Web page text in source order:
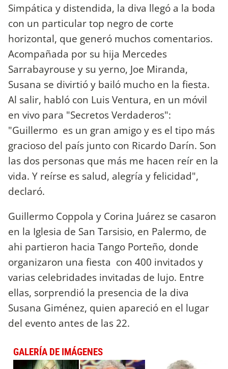
Simpática y distendida, la diva llegó a la boda
con un particular top negro de corte
horizontal, que generó muchos comentarios.
Acompañada por su hija Mercedes
Sarrabayrouse y su yerno, Joe Miranda,
Susana se divirtió y bailó mucho en la fiesta.
Al salir, habló con Luis Ventura, en un móvil
en vivo para "Secretos Verdaderos":
"Guillermo es un gran amigo y es el tipo más
gracioso del país junto con Ricardo Darín. Son
las dos personas que más me hacen reír en la
vida. Y reírse es salud, alegría y felicidad",
declaró.
Guillermo Coppola y Corina Juárez se casaron
en la Iglesia de San Tarsisio, en Palermo, de
ahi partieron hacia Tango Porteño, donde
organizaron una fiesta con 400 invitados y
varias celebridades invitadas de lujo. Entre
ellas, sorprendió la presencia de la diva
Susana Giménez, quien apareció en el lugar
del evento antes de las 22.
GALERÍA DE IMÁGENES